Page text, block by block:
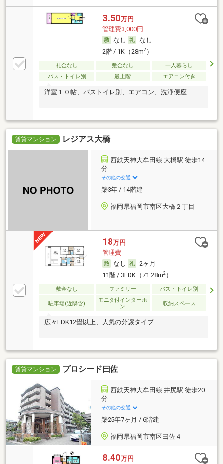
3.50万円
管理費3,000円
なし
なし
2階 / 1K（28m2）
礼金なし 敷金なし
一人暮らし
バス・トイレ別
最上階 エアコン付き
洋室１０帖、バストイレ別、エアコン、洗浄便座
賃貸マンション レジアス大橋
西鉄天神大牟田線 大橋駅 徒歩14
分
その他の交通
築3年 / 14階建
福岡県福岡市南区大橋２丁目
18万円
管理費-
なし
2ヶ月
11階 / 3LDK（71.28m2）
敷金なし ファミリー バス・トイレ別
駐車場(近隣含)
モニタ付インターホ
ン
収納スペース
広々LDK12畳以上、人気の分譲タイプ
賃貸マンション プロシード曰佐
西鉄天神大牟田線 井尻駅 徒歩20
分
その他の交通
築25年7ヶ月 / 6階建
福岡県福岡市南区曰佐４
8.40万円